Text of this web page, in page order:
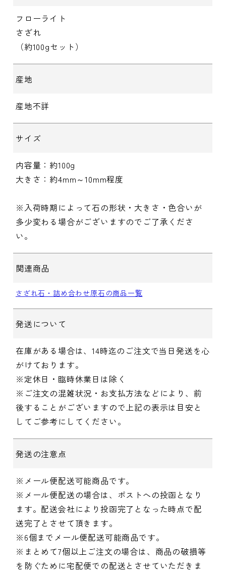
フローライト
さざれ
（約100gセット）
産地
産地不詳
サイズ
内容量：約100g
大きさ：約4mm～10mm程度
※入荷時期によって石の形状・大きさ・色合いが
多少変わる場合がございますのでご了承くださ
い。
関連商品
さざれ石・詰め合わせ原石の商品一覧
発送について
在庫がある場合は、14時迄のご注文で当日発送を心
がけております。
※定休日・臨時休業日は除く
※ご注文の混雑状況・お支払方法などにより、前
後することがございますので上記の表示は目安と
してご参考にしてください。
発送の注意点
※メール便配送可能商品です。
※メール便配送の場合は、ポストへの投函となり
ます。配送会社により投函完了となった時点で配
送完了とさせて頂きます。
※6個までメール便配送可能商品です。
※まとめて7個以上ご注文の場合は、商品の破損等
を防ぐために宅配便での配送とさせていただきま